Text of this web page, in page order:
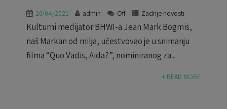
26/04/2021 admin Off Zadnje novosti
Kulturni medijator BHWI-a Jean Mark Bogmis,
naš Markan od milja, učestvovao je u snimanju
filma “Quo Vadis, Aida?”, nominiranog za...
+ READ MORE